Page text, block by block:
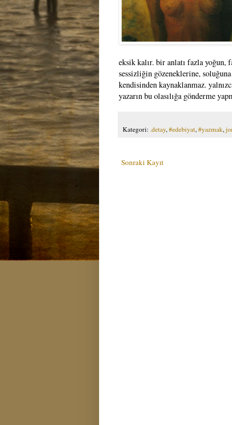
eksik kalır. bir anlatı fazla yoğun,
sessizliğin gözeneklerine,
kendisinden kaynaklanmaz.
yazarın bu olasılığa gönderme
Kategori: .detay,#edebiyat,#yazmak,
Sonraki Kayıt